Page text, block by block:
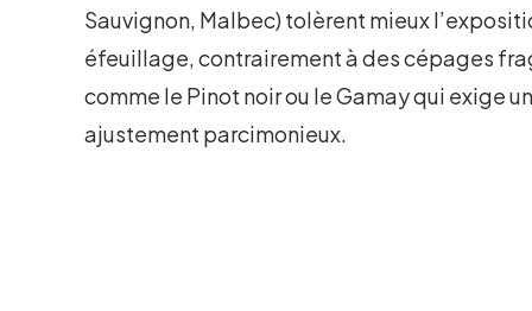
Sauvignon, Malbec) tolèrent mieux
éfeuillage, contrairement à des cépages
comme le Pinot noir ou le Gamay qui exige
ajustement parcimonieux.